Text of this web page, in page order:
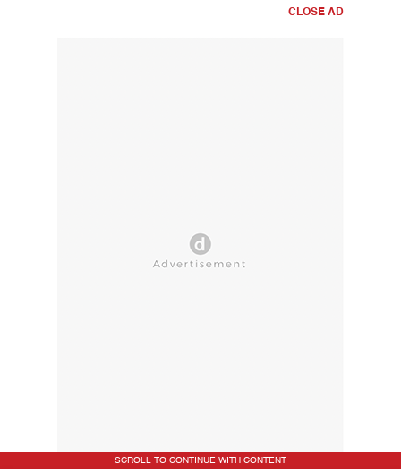
CLOSE AD
SCROLL TO CONTINUE WITH CONTENT